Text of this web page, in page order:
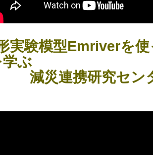
実験模型Emriverを
ぶ
携研究センター